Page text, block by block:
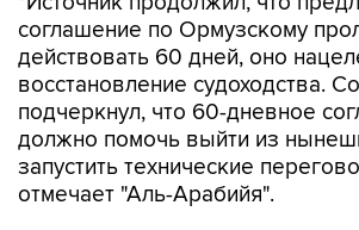
соглашение по Ормузскому
действовать 60 дней, оно
восстановление судоходства.
подчеркнул, что 60-дневное
должно помочь выйти из
запустить технические
отмечает "Аль-Арабийя".